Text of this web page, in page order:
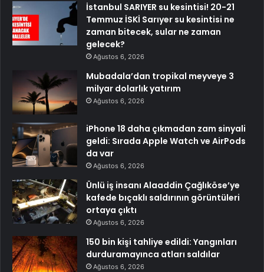
İstanbul SARIYER su kesintisi! 20-21
Temmuz İSKİ Sarıyer su kesintisi ne
zaman bitecek, sular ne zaman
gelecek?
Ağustos 6, 2026
Mubadala’dan tropikal meyveye 3
milyar dolarlık yatırım
Ağustos 6, 2026
iPhone 18 daha çıkmadan zam sinyali
geldi: Sırada Apple Watch ve AirPods
da var
Ağustos 6, 2026
Ünlü iş insanı Alaaddin Çağlıköse’ye
kafede bıçaklı saldırının görüntüleri
ortaya çıktı
Ağustos 6, 2026
150 bin kişi tahliye edildi: Yangınları
durduramayınca atları saldılar
Ağustos 6, 2026